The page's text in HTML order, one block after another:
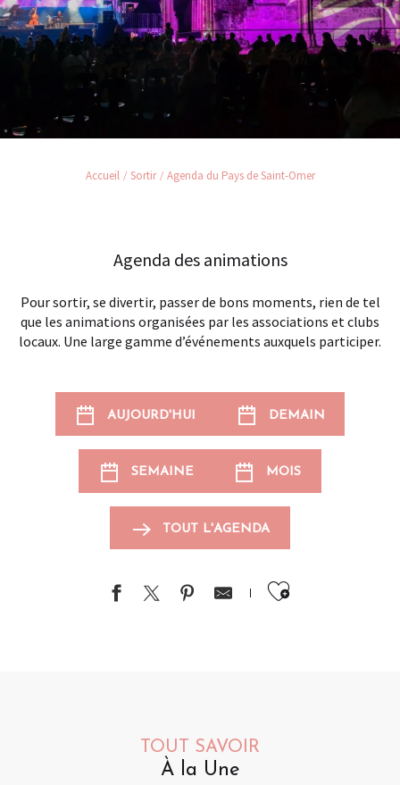
Accueil Sortir Agenda du Pays de Saint-Omer
Agenda des animations
Pour sortir, se divertir, passer de bons moments, rien de tel
que les animations organisées par les associations et clubs
locaux. Une large gamme d’événements auxquels participer.
AUJOURD'HUI DEMAIN
SEMAINE MOIS
TOUT L'AGENDA
Ajouter
TOUT SAVOIR
À la Une